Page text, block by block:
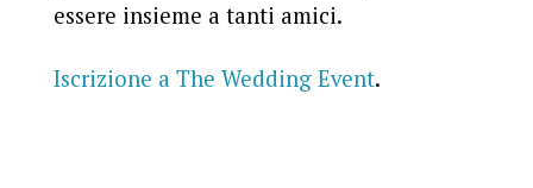
essere insieme a tanti amici.
Iscrizione a The Wedding Event.